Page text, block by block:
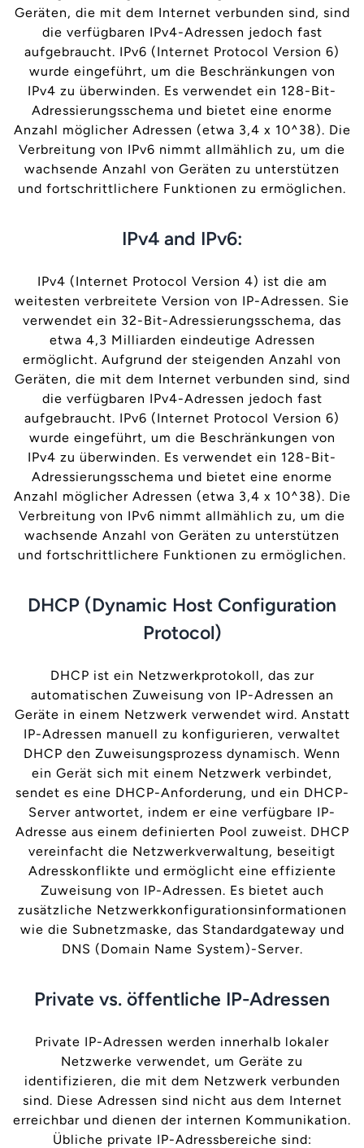
Geräten, die mit dem Internet verbunden sind, sind
die verfügbaren IPv4-Adressen jedoch fast
aufgebraucht. IPv6 (Internet Protocol Version 6)
wurde eingeführt, um die Beschränkungen von
IPv4 zu überwinden. Es verwendet ein 128-Bit-
Adressierungsschema und bietet eine enorme
Anzahl möglicher Adressen (etwa 3,4 x 10^38). Die
Verbreitung von IPv6 nimmt allmählich zu, um die
wachsende Anzahl von Geräten zu unterstützen
und fortschrittlichere Funktionen zu ermöglichen.
IPv4 and IPv6:
IPv4 (Internet Protocol Version 4) ist die am
weitesten verbreitete Version von IP-Adressen. Sie
verwendet ein 32-Bit-Adressierungsschema, das
etwa 4,3 Milliarden eindeutige Adressen
ermöglicht. Aufgrund der steigenden Anzahl von
Geräten, die mit dem Internet verbunden sind, sind
die verfügbaren IPv4-Adressen jedoch fast
aufgebraucht. IPv6 (Internet Protocol Version 6)
wurde eingeführt, um die Beschränkungen von
IPv4 zu überwinden. Es verwendet ein 128-Bit-
Adressierungsschema und bietet eine enorme
Anzahl möglicher Adressen (etwa 3,4 x 10^38). Die
Verbreitung von IPv6 nimmt allmählich zu, um die
wachsende Anzahl von Geräten zu unterstützen
und fortschrittlichere Funktionen zu ermöglichen.
DHCP (Dynamic Host Configuration
Protocol)
DHCP ist ein Netzwerkprotokoll, das zur
automatischen Zuweisung von IP-Adressen an
Geräte in einem Netzwerk verwendet wird. Anstatt
IP-Adressen manuell zu konfigurieren, verwaltet
DHCP den Zuweisungsprozess dynamisch. Wenn
ein Gerät sich mit einem Netzwerk verbindet,
sendet es eine DHCP-Anforderung, und ein DHCP-
Server antwortet, indem er eine verfügbare IP-
Adresse aus einem definierten Pool zuweist. DHCP
vereinfacht die Netzwerkverwaltung, beseitigt
Adresskonflikte und ermöglicht eine effiziente
Zuweisung von IP-Adressen. Es bietet auch
zusätzliche Netzwerkkonfigurationsinformationen
wie die Subnetzmaske, das Standardgateway und
DNS (Domain Name System)-Server.
Private vs. öffentliche IP-Adressen
Private IP-Adressen werden innerhalb lokaler
Netzwerke verwendet, um Geräte zu
identifizieren, die mit dem Netzwerk verbunden
sind. Diese Adressen sind nicht aus dem Internet
erreichbar und dienen der internen Kommunikation.
Übliche private IP-Adressbereiche sind: